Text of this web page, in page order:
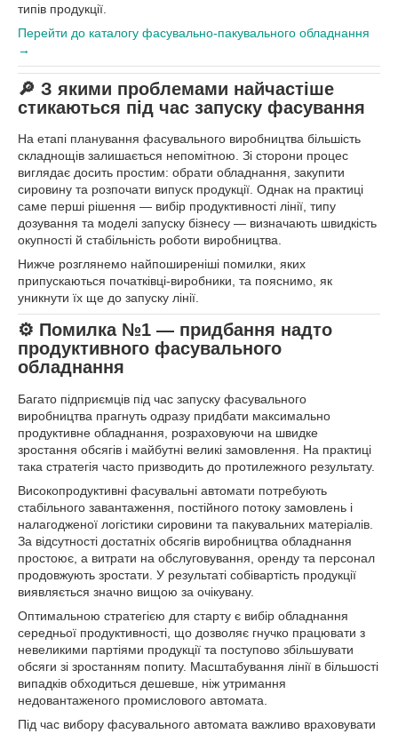
типів продукції.
Перейти до каталогу фасувально-пакувального обладнання
→
🔎 З якими проблемами найчастіше
стикаються під час запуску фасування
На етапі планування фасувального виробництва більшість
складнощів залишається непомітною. Зі сторони процес
виглядає досить простим: обрати обладнання, закупити
сировину та розпочати випуск продукції. Однак на практиці
саме перші рішення — вибір продуктивності лінії, типу
дозування та моделі запуску бізнесу — визначають швидкість
окупності й стабільність роботи виробництва.
Нижче розглянемо найпоширеніші помилки, яких
припускаються початківці-виробники, та пояснимо, як
уникнути їх ще до запуску лінії.
⚙️ Помилка №1 — придбання надто
продуктивного фасувального
обладнання
Багато підприємців під час запуску фасувального
виробництва прагнуть одразу придбати максимально
продуктивне обладнання, розраховуючи на швидке
зростання обсягів і майбутні великі замовлення. На практиці
така стратегія часто призводить до протилежного результату.
Високопродуктивні фасувальні автомати потребують
стабільного завантаження, постійного потоку замовлень і
налагодженої логістики сировини та пакувальних матеріалів.
За відсутності достатніх обсягів виробництва обладнання
простоює, а витрати на обслуговування, оренду та персонал
продовжують зростати. У результаті собівартість продукції
виявляється значно вищою за очікувану.
Оптимальною стратегією для старту є вибір обладнання
середньої продуктивності, що дозволяє гнучко працювати з
невеликими партіями продукції та поступово збільшувати
обсяги зі зростанням попиту. Масштабування лінії в більшості
випадків обходиться дешевше, ніж утримання
недовантаженого промислового автомата.
Під час вибору фасувального автомата важливо враховувати